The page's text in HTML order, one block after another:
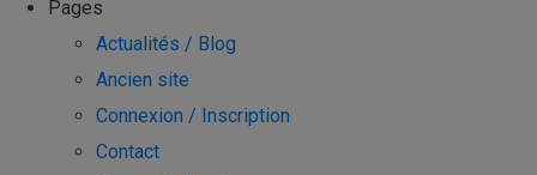
Pages
Actualités / Blog
Ancien site
Connexion / Inscription
Contact